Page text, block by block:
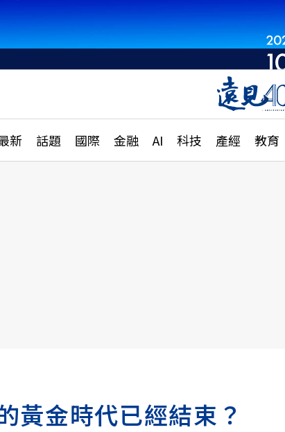
新 話題 國際 金融 AI 科技 產經 教育
話題
國際
特輯
大學升
縣市施
黃金時代已經結束？